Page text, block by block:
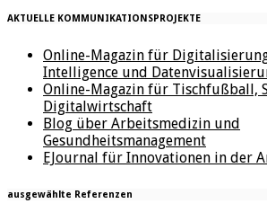
AKTUELLE KOMMUNIKATIONSPROJEKTE
Online-Magazin für
Intelligence und
Online-Magazin für Tischfußball,
Digitalwirtschaft
Blog über Arbeitsmedizin und
Gesundheitsmanagement
EJournal für Innovationen in der
ausgewählte Referenzen